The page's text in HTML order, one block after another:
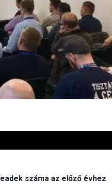
leadek száma az előző évhez